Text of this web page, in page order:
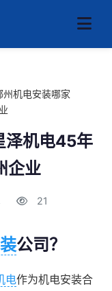
州机电安装哪家
泽机电45年
企业
21
公司？
电作为机电安装合